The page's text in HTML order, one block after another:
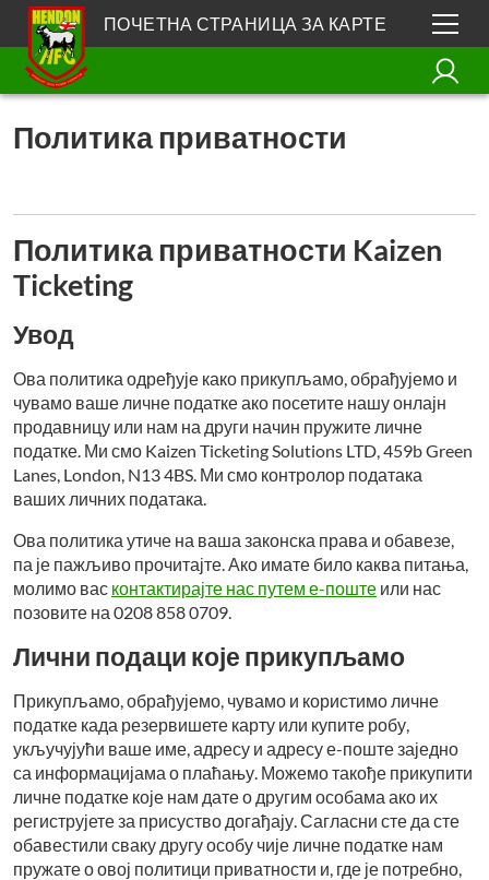
ПОЧЕТНА СТРАНИЦА ЗА КАРТЕ
Политика приватности
Политика приватности Kaizen
Ticketing
Увод
Ова политика одређује како прикупљамо, обрађујемо и
чувамо ваше личне податке ако посетите нашу онлајн
продавницу или нам на други начин пружите личне
податке. Ми смо Kaizen Ticketing Solutions LTD, 459b Green
Lanes, London, N13 4BS. Ми смо контролор података
ваших личних података.
Ова политика утиче на ваша законска права и обавезе,
па је пажљиво прочитајте. Ако имате било каква питања,
молимо вас контактирајте нас путем е-поште или нас
позовите на 0208 858 0709.
Лични подаци које прикупљамо
Прикупљамо, обрађујемо, чувамо и користимо личне
податке када резервишете карту или купите робу,
укључујући ваше име, адресу и адресу е-поште заједно
са информацијама о плаћању. Можемо такође прикупити
личне податке које нам дате о другим особама ако их
региструјете за присуство догађају. Сагласни сте да сте
обавестили сваку другу особу чије личне податке нам
пружате о овој политици приватности и, где је потребно,